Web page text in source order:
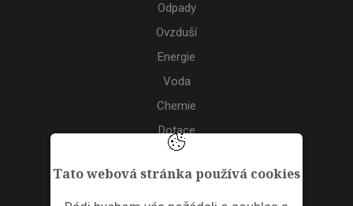
Tato webová stránka používá cookies
Odpady
Ovzduší
Energie
Voda
Chemie
Dotace
Akce